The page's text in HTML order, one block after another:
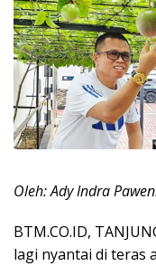
Oleh: Ady Indra
BTM.CO.ID,
lagi nyantai di teras